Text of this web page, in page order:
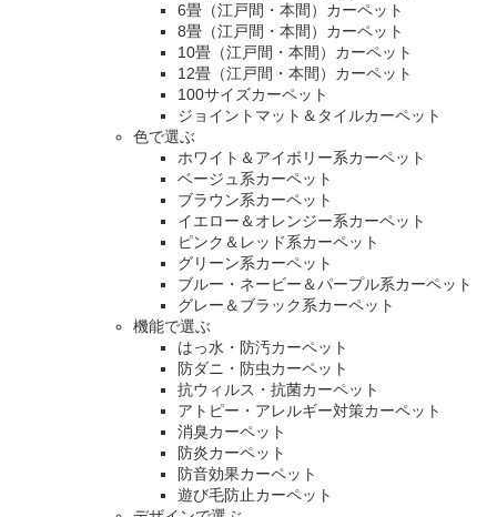
6畳（江戸間・本間）カーペット
8畳（江戸間・本間）カーペット
10畳（江戸間・本間）カーペット
12畳（江戸間・本間）カーペット
100サイズカーペット
ジョイントマット＆タイルカーペット
色で選ぶ
ホワイト＆アイボリー系カーペット
ベージュ系カーペット
ブラウン系カーペット
イエロー＆オレンジー系カーペット
ピンク＆レッド系カーペット
グリーン系カーペット
ブルー・ネービー＆パープル系カーペット
グレー＆ブラック系カーペット
機能で選ぶ
はっ水・防汚カーペット
防ダニ・防虫カーペット
抗ウィルス・抗菌カーペット
アトピー・アレルギー対策カーペット
消臭カーペット
防炎カーペット
防音効果カーペット
遊び毛防止カーペット